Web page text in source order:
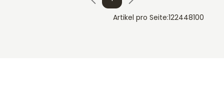
Artikel pro Seite:122448100